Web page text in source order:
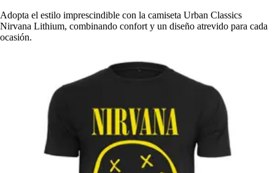
Adopta el estilo imprescindible con la camiseta Urban Classics
Nirvana Lithium, combinando confort y un diseño atrevido para cada
ocasión.